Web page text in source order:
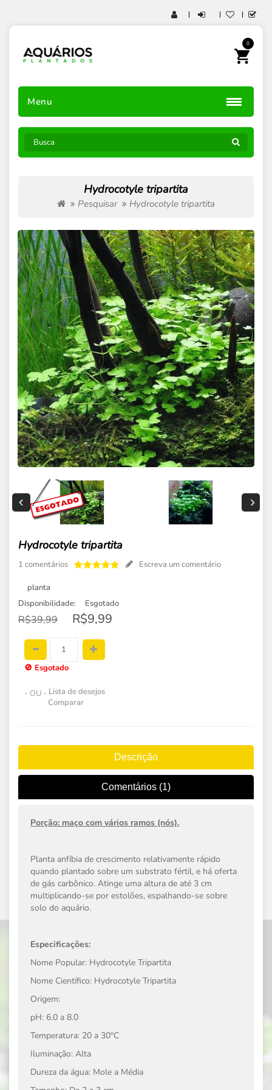
0
Menu
Hydrocotyle tripartita
Pesquisar Hydrocotyle tripartita
Hydrocotyle tripartita
1 comentários Escreva um comentário
planta
Disponibilidade:
Esgotado
R$39,99 R$9,99
🚫 Esgotado
- OU - Lista de desejos
Comparar
Descrição
Comentários (1)
Porção: maço com vários ramos (nós).
Planta anfíbia de crescimento relativamente rápido
quando plantado sobre um substrato fértil, e há oferta
de gás carbônico. Atinge uma altura de até 3 cm
multiplicando-se por estolões, espalhando-se sobre
solo do aquário.
Especificações:
Nome Popular: Hydrocotyle Tripartita
Nome Científico: Hydrocotyle Tripartita
Origem:
pH: 6.0 a 8.0
Temperatura: 20 a 30ºC
Iluminação: Alta
Dureza da água: Mole a Média